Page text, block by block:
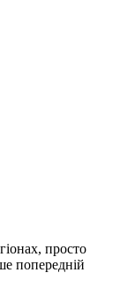
просто
попередній